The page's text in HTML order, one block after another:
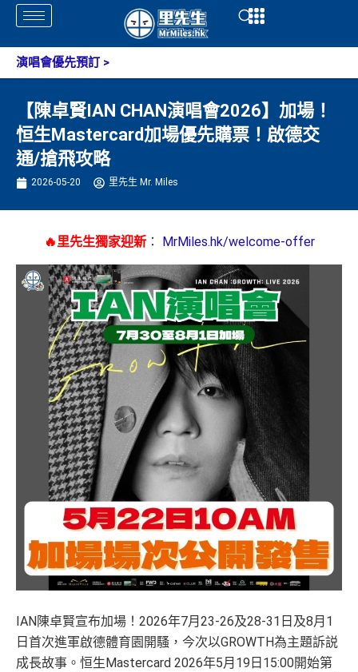
Skip
content
Open
演唱會優先預訂 >
【陳卓賢IAN CHAN演唱會2026】加場！
恒生Mastercard加場優先購票！啟德交
通/搶飛攻略
2026-05-20 里先生 Mr. Miles
🔥里先生獨家迎新： MrMiles.hk/welcome-offer
IAN陳卓賢宣布加場！2026年7月23-26及28-31日及8月1
日首次進軍啟德體育園開騷，今次以GROWTH為主題訴説
成長故事。恒生Mastercard 2026年5月19日15:00開始第